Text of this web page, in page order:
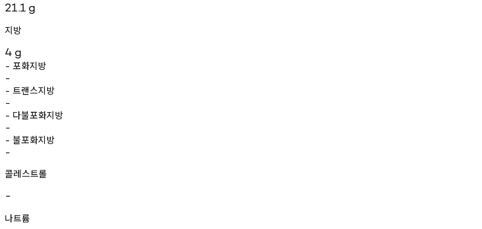
21.1 g
지방
4 g
- 포화지방
-
- 트랜스지방
-
- 다불포화지방
-
- 불포화지방
-
콜레스트롤
-
나트륨